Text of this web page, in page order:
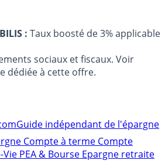
: Taux boosté de 3% applicable
sociaux et fiscaux. Voir
dédiée à cette offre.
Guide indépendant de l'épargne
Compte à terme Compte
Vie PEA & Bourse Epargne retraite